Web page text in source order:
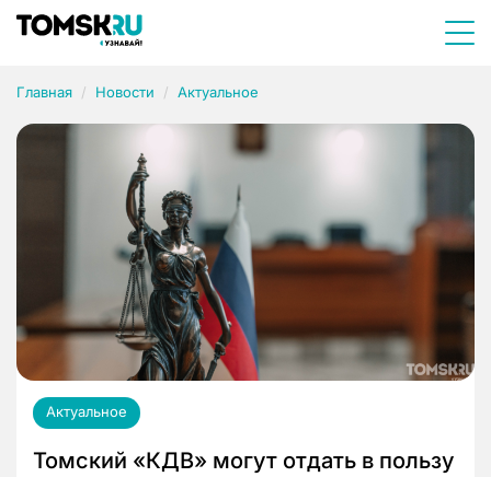
Главная Новости Актуальное
Актуальное
Томский «КДВ» могут отдать в пользу